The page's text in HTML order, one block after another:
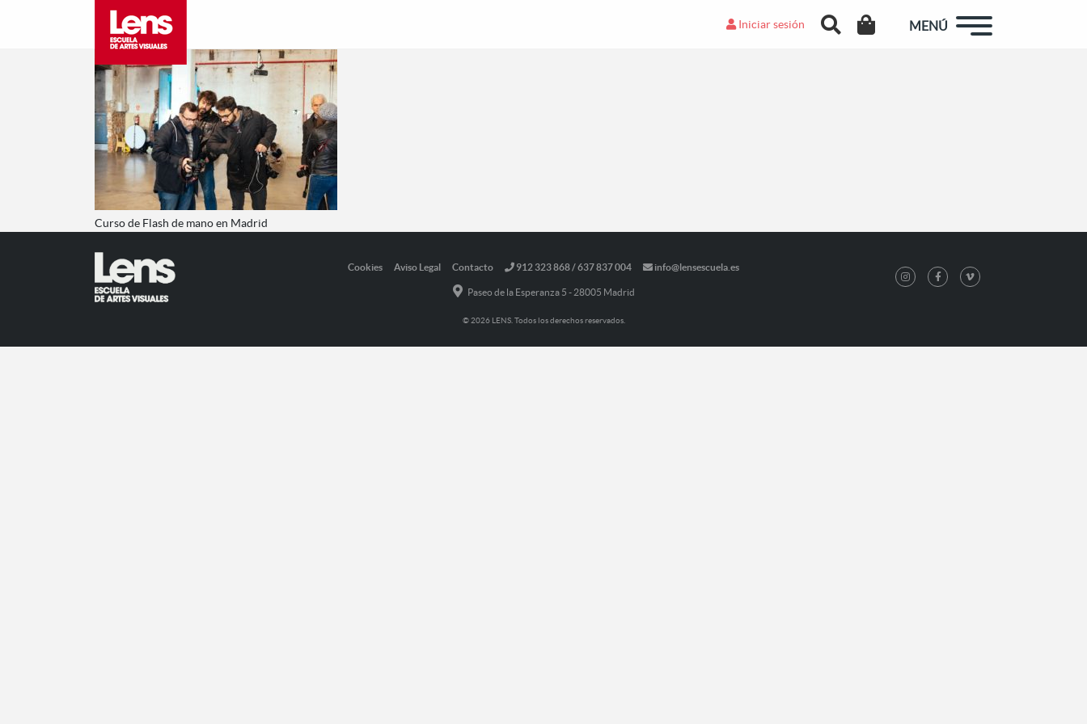
Iniciar sesión MENÚ
Curso de Flash de mano en Madrid
Cookies Aviso Legal Contacto 912 323 868 / 637 837 004 info@lensescuela.es
Paseo de la Esperanza 5 - 28005 Madrid
© 2026 LENS. Todos los derechos reservados.